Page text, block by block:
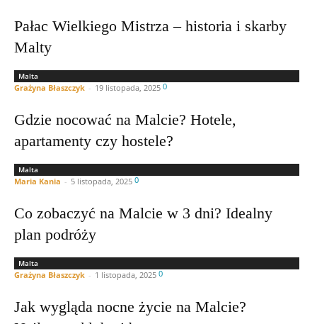
Pałac Wielkiego Mistrza – historia i skarby
Malty
Malta
Grażyna Błaszczyk - 19 listopada, 2025 0
Gdzie nocować na Malcie? Hotele,
apartamenty czy hostele?
Malta
Maria Kania - 5 listopada, 2025 0
Co zobaczyć na Malcie w 3 dni? Idealny
plan podróży
Malta
Grażyna Błaszczyk - 1 listopada, 2025 0
Jak wygląda nocne życie na Malcie?